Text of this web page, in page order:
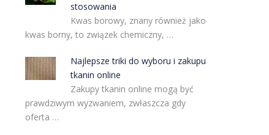
stosowania
Kwas borowy, znany również jako
kwas borny, to związek chemiczny, …
Najlepsze triki do wyboru i zakupu
tkanin online
Zakupy tkanin online mogą być
prawdziwym wyzwaniem, zwłaszcza gdy
oferta …